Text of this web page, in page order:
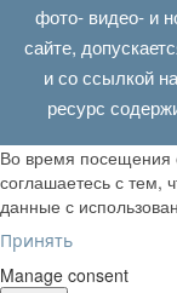
фото- видео- и
сайте,
и со ссылкой
ресурс
Во время посещения
соглашаетесь с тем,
данные с
Принять
Manage consent